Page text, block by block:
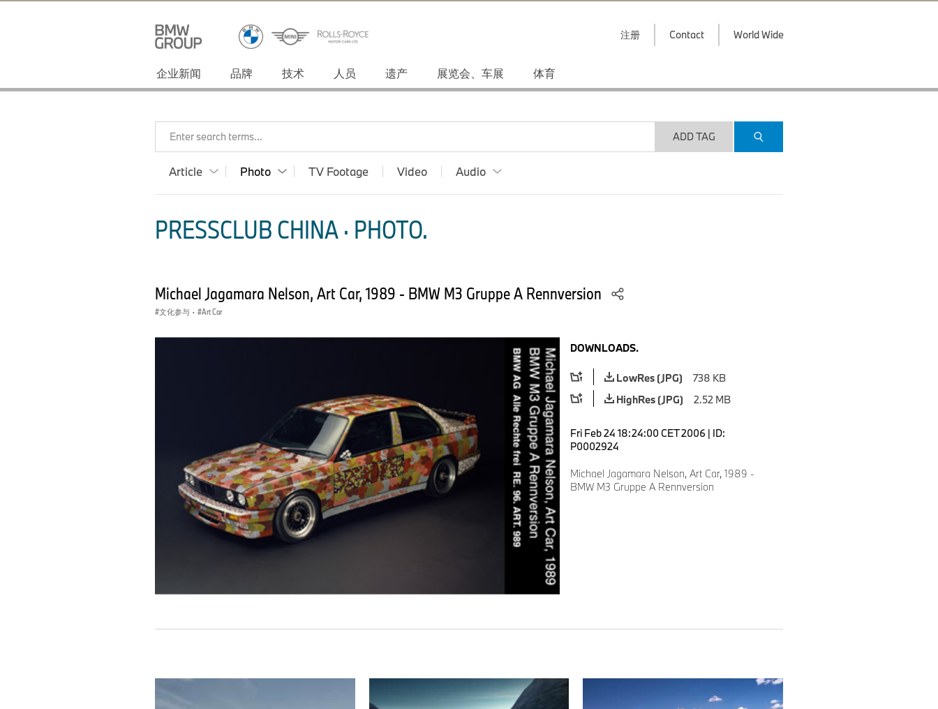
注册 Contact World Wide
企业新闻 品牌 技术 人员 遗产 展览会、车展 体育
Enter search terms... ADD TAG
Article Photo TV Footage Video Audio
PRESSCLUB CHINA · PHOTO.
Michael Jagamara Nelson, Art Car, 1989 - BMW M3 Gruppe A Rennversion
文化参与 · Art Car
DOWNLOADS.
LowRes (JPG)
738 KB
HighRes (JPG)
2.52 MB
Fri Feb 24 18:24:00 CET 2006 | ID:
P0002924
Michael Jagamara Nelson, Art Car, 1989 -
BMW M3 Gruppe A Rennversion